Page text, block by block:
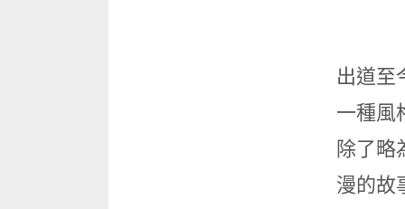
出道至
一種風
除了略
漫的故